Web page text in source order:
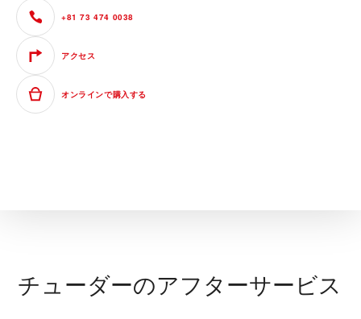
+81 73 474 0038
アクセス
オンラインで購入する
チューダーのアフターサービス